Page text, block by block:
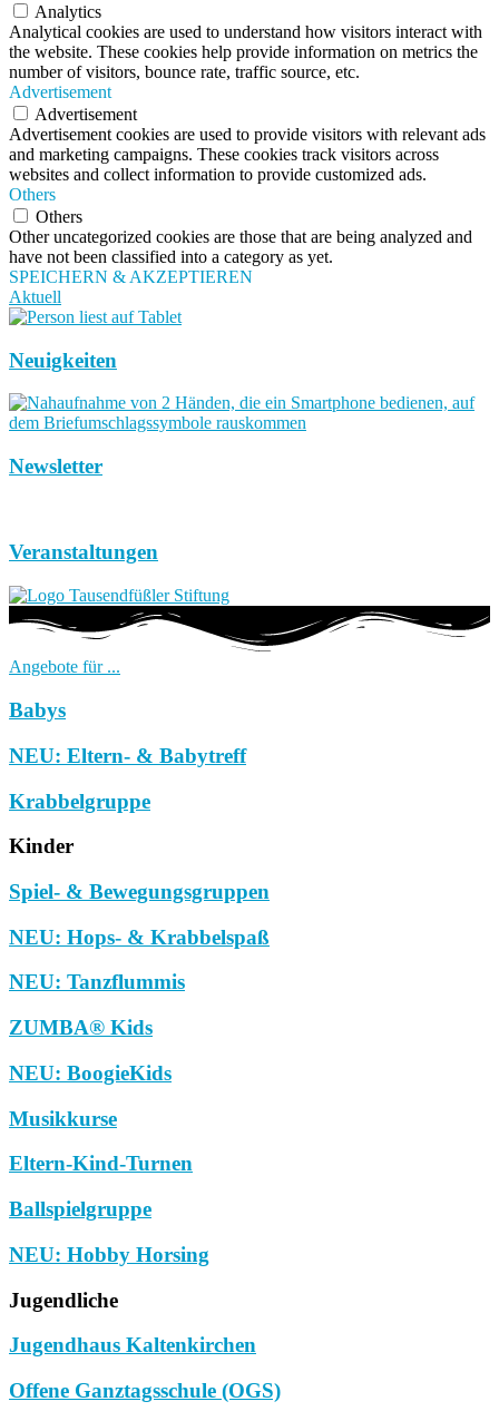
Analytics
Analytical cookies are used to understand how visitors interact with
the website. These cookies help provide information on metrics the
number of visitors, bounce rate, traffic source, etc.
Advertisement
Advertisement
Advertisement cookies are used to provide visitors with relevant ads
and marketing campaigns. These cookies track visitors across
websites and collect information to provide customized ads.
Others
Others
Other uncategorized cookies are those that are being analyzed and
have not been classified into a category as yet.
SPEICHERN & AKZEPTIEREN
Aktuell
Neuigkeiten
Newsletter
Veranstaltungen
Angebote für ...
Babys
NEU: Eltern- & Babytreff
Krabbelgruppe
Kinder
Spiel- & Bewegungsgruppen
NEU: Hops- & Krabbelspaß
NEU: Tanzflummis
ZUMBA® Kids
NEU: BoogieKids
Musikkurse
Eltern-Kind-Turnen
Ballspielgruppe
NEU: Hobby Horsing
Jugendliche
Jugendhaus Kaltenkirchen
Offene Ganztagsschule (OGS)